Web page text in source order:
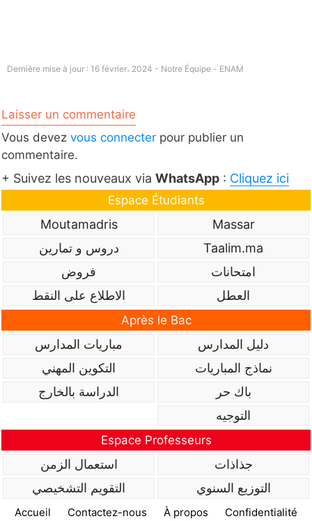
Dernière mise à jour : 16 février، 2024 - Notre Équipe - ENAM
Laisser un commentaire
Vous devez vous connecter pour publier un
commentaire.
+ Suivez les nouveaux via WhatsApp : Cliquez ici
Espace Étudiants
Massar
Moutamadris
Taalim.ma
دروس و تمارين
امتحانات
فروض
العطل
الاطلاع على النقط
Après le Bac
دليل المدارس
مباريات المدارس
نماذج المباريات
التكوين المهني
باك حر
الدراسة بالخارج
التوجيه
Espace Professeurs
جذاذات
استعمال الزمن
التوزيع السنوي
التقويم التشخيصي
Accueil Contactez-nous À propos Confidentialité